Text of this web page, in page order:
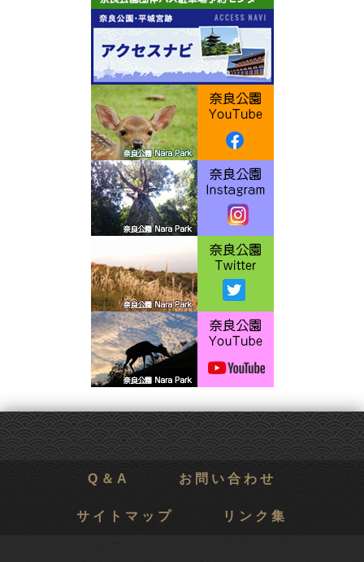
Q＆A お問い合わせ
サイトマップ リンク集